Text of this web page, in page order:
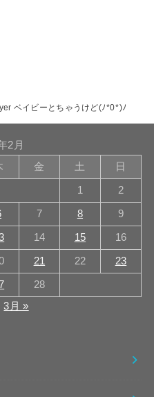
ベイビーとちゃうけど(⁠ﾉ⁠*⁠0⁠*⁠)⁠ﾉ
2月
金 土 日
1 2
7 8 9
14 15 16
21 22 23
28
3月 »